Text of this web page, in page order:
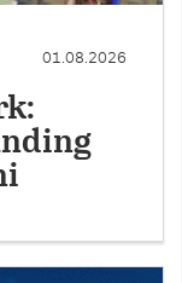
01.08.2026